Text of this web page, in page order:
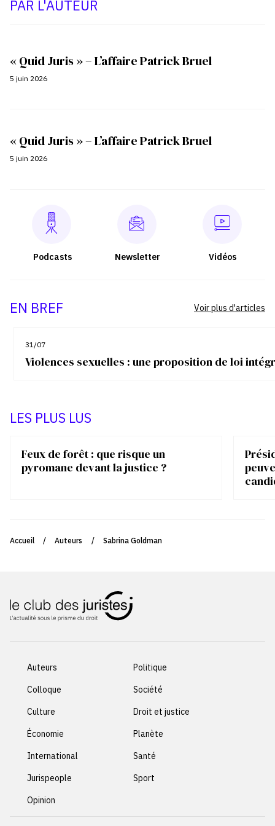
PAR L'AUTEUR
« Quid Juris » – L’affaire Patrick Bruel
5 juin 2026
« Quid Juris » – L’affaire Patrick Bruel
5 juin 2026
Podcasts Newsletter Vidéos
EN BREF
31/07
Violences sexuelles : une proposition de loi
Voir plus d'articles
LES PLUS LUS
Feux de forêt : que risque un
pyromane devant la justice ?
Accueil / Auteurs / Sabrina Goldman
Auteurs
Colloque
Culture
Économie
International
Jurispeople
Opinion
Politique
Société
Droit et justice
Planète
Santé
Sport